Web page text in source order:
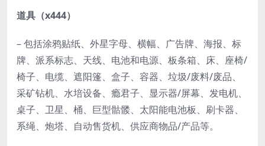
道具（x444）
– 包括涂鸦贴纸、外星字母、横幅、广告牌、海报、标
牌、派系标志、天线、电池和电源、板条箱、床、座椅/
椅子、电缆、遮阳篷、盒子、容器、垃圾/废料/废品、
采矿钻机、水培设备、瘾君子、显示器/屏幕、发电机、
桌子、卫星、桶、巨型骷髅、太阳能电池板、刷卡器、
系绳、炮塔、自动售货机、供应商物品/产品等。